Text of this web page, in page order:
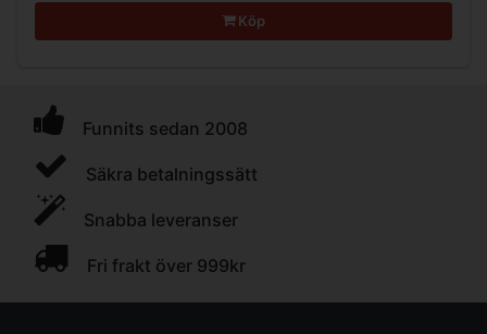
Köp
Funnits sedan 2008
Säkra betalningssätt
Snabba leveranser
Fri frakt över 999kr